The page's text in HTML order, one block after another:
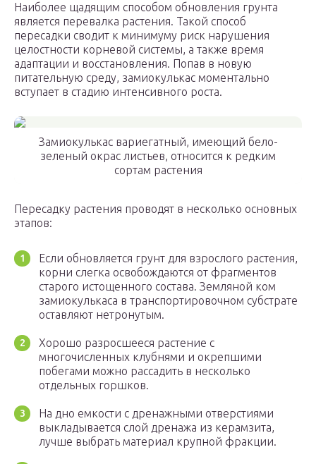
Наиболее щадящим способом обновления грунта
является перевалка растения. Такой способ
пересадки сводит к минимуму риск нарушения
целостности корневой системы, а также время
адаптации и восстановления. Попав в новую
питательную среду, замиокулькас моментально
вступает в стадию интенсивного роста.
Замиокулькас вариегатный, имеющий бело-
зеленый окрас листьев, относится к редким
сортам растения
Пересадку растения проводят в несколько основных
этапов:
Если обновляется грунт для взрослого растения,
корни слегка освобождаются от фрагментов
старого истощенного состава. Земляной ком
замиокулькаса в транспортировочном субстрате
оставляют нетронутым.
Хорошо разросшееся растение с
многочисленных клубнями и окрепшими
побегами можно рассадить в несколько
отдельных горшков.
На дно емкости с дренажными отверстиями
выкладывается слой дренажа из керамзита,
лучше выбрать материал крупной фракции.